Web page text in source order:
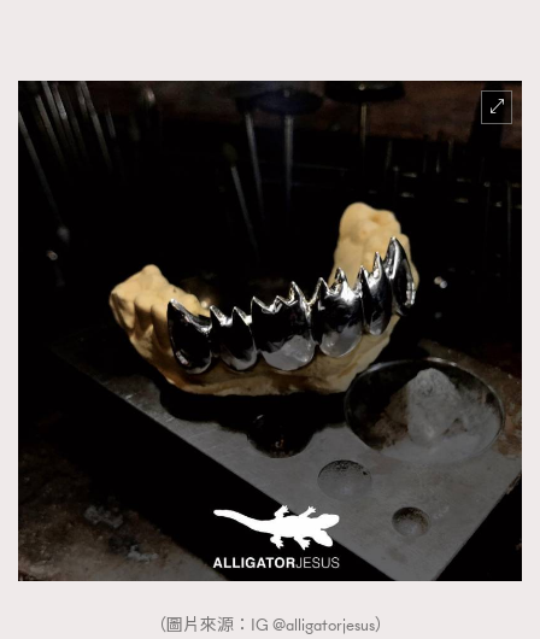
（圖片來源：IG @alligatorjesus）